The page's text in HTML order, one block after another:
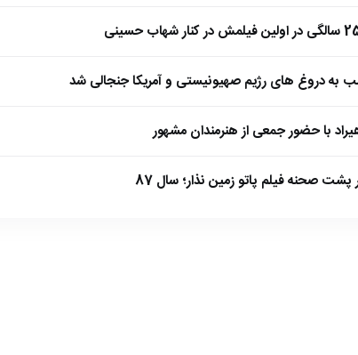
دروغ های رژیم صهیونیستی و آمریکا جنجالی شد
با حضور جمعی از هنرمندان مشهور
صحنه فیلم پاتو زمین نذار؛ سال 87